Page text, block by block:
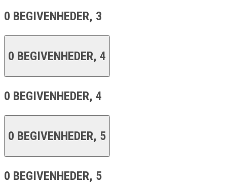
0 BEGIVENHEDER, 3
0 BEGIVENHEDER, 4
0 BEGIVENHEDER, 4
0 BEGIVENHEDER, 5
0 BEGIVENHEDER, 5